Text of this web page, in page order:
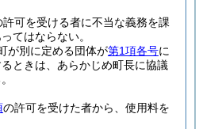
許可を受ける者に不当な義務を課
てはならない。
が別に定める団体が第1項各号に
ときは、あらかじめ町長に協議
の許可を受けた者から、使用料を